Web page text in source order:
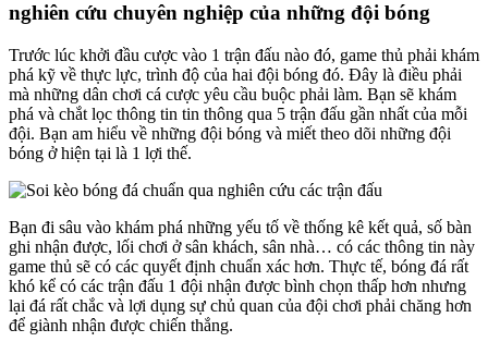
nghiên cứu chuyên nghiệp của những đội bóng
Trước lúc khởi đầu cược vào 1 trận đấu nào đó, game thủ phải khám
phá kỹ về thực lực, trình độ của hai đội bóng đó. Đây là điều phải
mà những dân chơi cá cược yêu cầu buộc phải làm. Bạn sẽ khám
phá và chắt lọc thông tin tin thông qua 5 trận đấu gần nhất của mỗi
đội. Bạn am hiểu về những đội bóng và miết theo dõi những đội
bóng ở hiện tại là 1 lợi thế.
Bạn đi sâu vào khám phá những yếu tố về thống kê kết quả, số bàn
ghi nhận được, lối chơi ở sân khách, sân nhà… có các thông tin này
game thủ sẽ có các quyết định chuẩn xác hơn. Thực tế, bóng đá rất
khó kể có các trận đấu 1 đội nhận được bình chọn thấp hơn nhưng
lại đá rất chắc và lợi dụng sự chủ quan của đội chơi phải chăng hơn
để giành nhận được chiến thắng.